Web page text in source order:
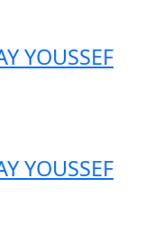
YOUSSEF
YOUSSEF